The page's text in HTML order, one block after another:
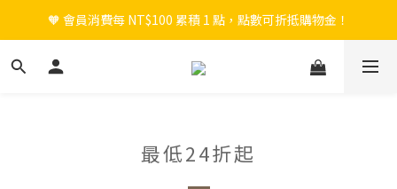
🎉 新會員註冊立即送 $200 購物金＋首購免運！
🧡 會員消費每 NT$100 累積 1 點，點數可折抵購物金！
🎉 新會員註冊立即送 $200 購物金＋首購免運！
最低24折起